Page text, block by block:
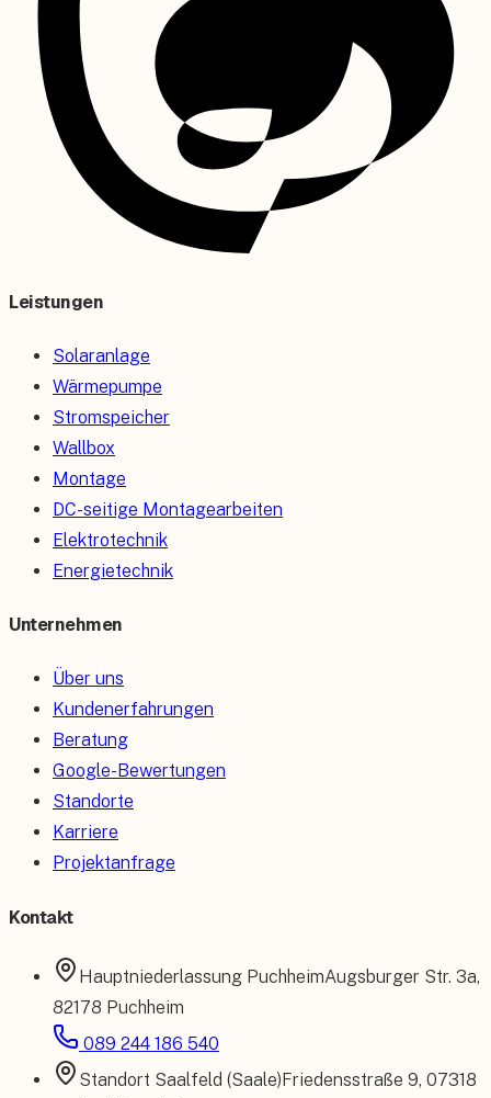
Leistungen
Solaranlage
Wärmepumpe
Stromspeicher
Wallbox
Montage
DC-seitige Montagearbeiten
Elektrotechnik
Energietechnik
Unternehmen
Über uns
Kundenerfahrungen
Beratung
Google-Bewertungen
Standorte
Karriere
Projektanfrage
Kontakt
Hauptniederlassung PuchheimAugsburger Str. 3a,
82178 Puchheim
089 244 186 540
Standort Saalfeld (Saale)Friedensstraße 9, 07318